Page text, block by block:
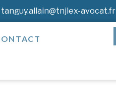
tanguy.allain@tnjlex-avocat.fr